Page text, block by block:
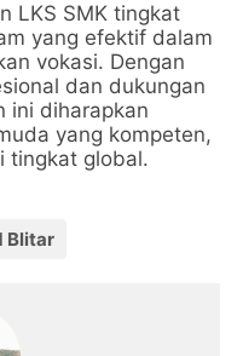
LKS SMK tingkat
yang efektif dalam
vokasi. Dengan
dan dukungan
ini diharapkan
yang kompeten,
tingkat global.
Blitar